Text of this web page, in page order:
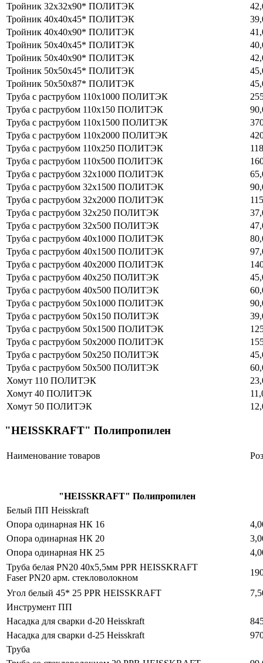
Тройник 32х32х90* ПОЛИТЭК
Тройник 40х40х45* ПОЛИТЭК
Тройник 40х40х90* ПОЛИТЭК
Тройник 50х40х45* ПОЛИТЭК
Тройник 50х40х90* ПОЛИТЭК
Тройник 50х50х45* ПОЛИТЭК
Тройник 50х50х87* ПОЛИТЭК
Труба с раструбом 110х1000 ПОЛИТЭК
Труба с раструбом 110х150 ПОЛИТЭК
Труба с раструбом 110х1500 ПОЛИТЭК
Труба с раструбом 110х2000 ПОЛИТЭК
Труба с раструбом 110х250 ПОЛИТЭК
Труба с раструбом 110х500 ПОЛИТЭК
Труба с раструбом 32х1000 ПОЛИТЭК
Труба с раструбом 32х1500 ПОЛИТЭК
Труба с раструбом 32х2000 ПОЛИТЭК
Труба с раструбом 32х250 ПОЛИТЭК
Труба с раструбом 32х500 ПОЛИТЭК
Труба с раструбом 40х1000 ПОЛИТЭК
Труба с раструбом 40х1500 ПОЛИТЭК
Труба с раструбом 40х2000 ПОЛИТЭК
Труба с раструбом 40х250 ПОЛИТЭК
Труба с раструбом 40х500 ПОЛИТЭК
Труба с раструбом 50х1000 ПОЛИТЭК
Труба с раструбом 50х150 ПОЛИТЭК
Труба с раструбом 50х1500 ПОЛИТЭК
Труба с раструбом 50х2000 ПОЛИТЭК
Труба с раструбом 50х250 ПОЛИТЭК
Труба с раструбом 50х500 ПОЛИТЭК
Хомут 110 ПОЛИТЭК
Хомут 40 ПОЛИТЭК
Хомут 50 ПОЛИТЭК
"HEISSKRAFT" Полипропилен
Наименование товаров
"HEISSKRAFT" Полипропилен
Белый ПП Heisskraft
Опора одинарная НК 16
Опора одинарная НК 20
Опора одинарная НК 25
Труба белая PN20 40x5,5мм PPR HEISSKRAFT
Faser PN20 арм. стекловолокном
Угол белый 45* 25 PPR HEISSKRAFT
Инструмент ПП
Насадка для сварки d-20 Heisskraft
Насадка для сварки d-25 Heisskraft
Труба